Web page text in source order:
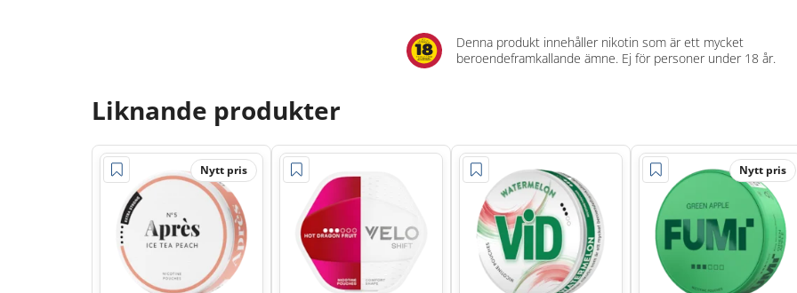
Denna produkt innehåller nikotin som är ett mycket
beroendeframkallande ämne. Ej för personer under 18 år.
Liknande produkter
Nytt pris Nytt pris